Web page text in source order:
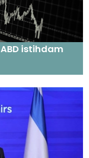
istihdam